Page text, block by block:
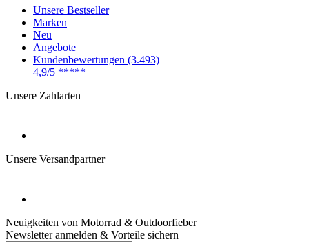
Unsere Bestseller
Marken
Neu
Angebote
Kundenbewertungen (3.493)
4,9/5 *****
Unsere Zahlarten
Unsere Versandpartner
Neuigkeiten von Motorrad & Outdoorfieber
Newsletter anmelden & Vorteile sichern